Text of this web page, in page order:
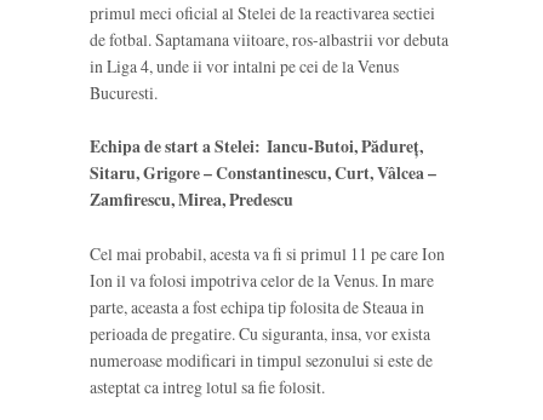
primul meci oficial al Stelei de la reactivarea sectiei
de fotbal. Saptamana viitoare, ros-albastrii vor debuta
in Liga 4, unde ii vor intalni pe cei de la Venus
Bucuresti.
Echipa de start a Stelei: Iancu-Butoi, Pădureț,
Sitaru, Grigore – Constantinescu, Curt, Vâlcea –
Zamfirescu, Mirea, Predescu
Cel mai probabil, acesta va fi si primul 11 pe care Ion
Ion il va folosi impotriva celor de la Venus. In mare
parte, aceasta a fost echipa tip folosita de Steaua in
perioada de pregatire. Cu siguranta, insa, vor exista
numeroase modificari in timpul sezonului si este de
asteptat ca intreg lotul sa fie folosit.